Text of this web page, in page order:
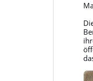
Bluesky